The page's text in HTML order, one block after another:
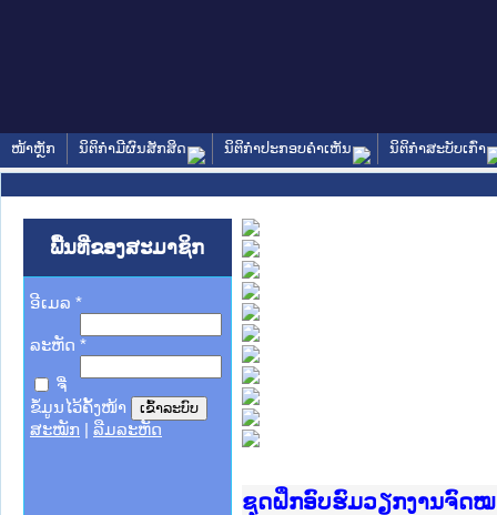
ໜ້າຫຼັກ ນິຕິກໍາມີຜົນສັກສິດ ນິຕິກໍາປະກອບຄໍາເຫັນ ນິຕິກໍາສະບັບເກົ່າ
ພື້ນທີ່ຂອງສະມາຊິກ
ອີເມລ *
ລະຫັດ *
ຈື່
ຂໍ້ມູນໄວ້ຄັ້ງໜ້າ
ສະໝັກ
ລືມລະຫັດ
Ministry of Justice Lao
ເຜີຍແຜ່ວັບໄຊຈົດໝາຍເຫດ
ກະຊວງຍຸຕິທຳ
ຊຸດຝຶກອົບຮົມວຽກງານຈົດໝ
ກອງປະຊຸມທົບທວນຄືນການ
ຝຶກອົບຮົມ ຜູ່ປະສານງານວ
ຝຶກອົບຮົມ ຜູ່ປະສານງານວ
ເຜີຍແຜ່ແອັບກົດໝາຍລາວ
ເຜີຍແຜ່ແອັບກົດໝາຍລາວ
ຍົກລະດັບວຽກງານຈົດໝາຍ
ຊຸດຝຶກອົບຮົມວຽກງານຈົດໝ